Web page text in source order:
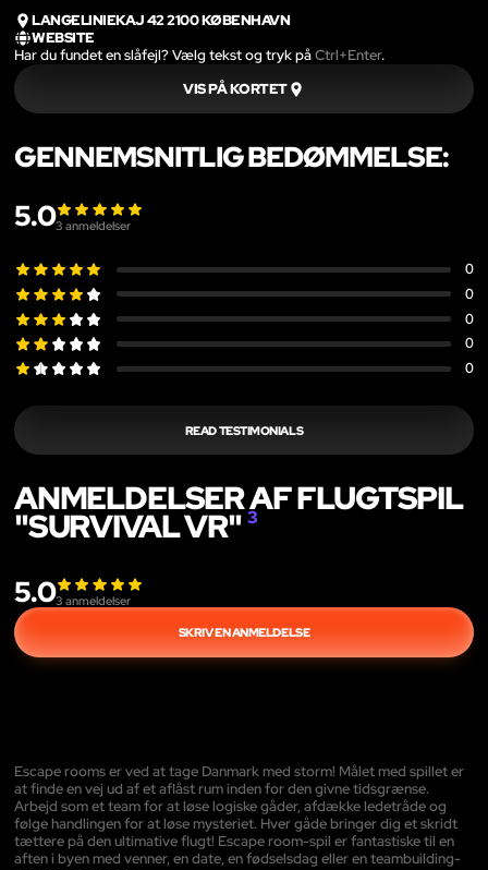
LANGELINIEKAJ 42 2100 KØBENHAVN
WEBSITE
Har du fundet en slåfejl? Vælg tekst og tryk påCtrl+Enter.
VIS PÅ KORTET
GENNEMSNITLIG BEDØMMELSE:
5.03 anmeldelser
0
0
0
0
0
READ TESTIMONIALS
ANMELDELSER AF FLUGTSPIL
"SURVIVAL VR" 3
5.03 anmeldelser
SKRIV EN ANMELDELSE
Escape rooms er ved at tage Danmark med storm! Målet med spillet er
at finde en vej ud af et aflåst rum inden for den givne tidsgrænse.
Arbejd som et team for at løse logiske gåder, afdække ledetråde og
følge handlingen for at løse mysteriet. Hver gåde bringer dig et skridt
tættere på den ultimative flugt! Escape room-spil er fantastiske til en
aften i byen med venner, en date, en fødselsdag eller en teambuilding-